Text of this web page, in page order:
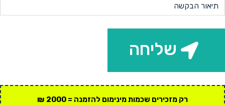
שליחה
רק מזכירים שכמות מינימום להזמנה = 2000 ₪